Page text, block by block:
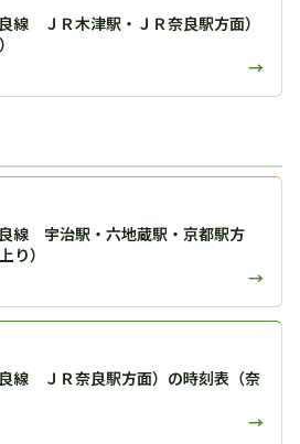
線 ＪＲ木津駅・ＪＲ奈良駅方面）
→
線 宇治駅・六地蔵駅・京都駅方
り）
→
線 ＪＲ奈良駅方面）の時刻表（奈
→